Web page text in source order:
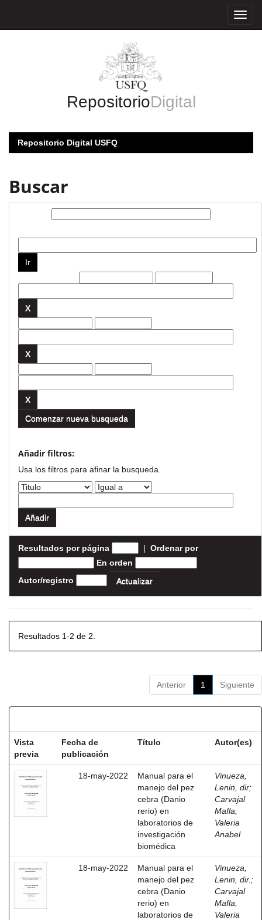
RepositorioDigital
Repositorio Digital USFQ
Buscar
Comenzar nueva busqueda
Añadir filtros:
Usa los filtros para afinar la busqueda.
Resultados por página | Ordenar por
En orden
Autor/registro
Resultados 1-2 de 2.
Anterior 1 Siguiente
Vista
previa
Fecha de
publicación
Título Autor(es)
18-may-2022
Manual para el
manejo del pez
cebra (Danio
rerio) en
laboratorios de
investigación
biomédica
Vinueza,
Lenin, dir;
Carvajal
Mafla,
Valeria
Anabel
18-may-2022
Manual para el
manejo del pez
cebra (Danio
rerio) en
laboratorios de
Vinueza,
Lenin, dir. ;
Carvajal
Mafla,
Valeria